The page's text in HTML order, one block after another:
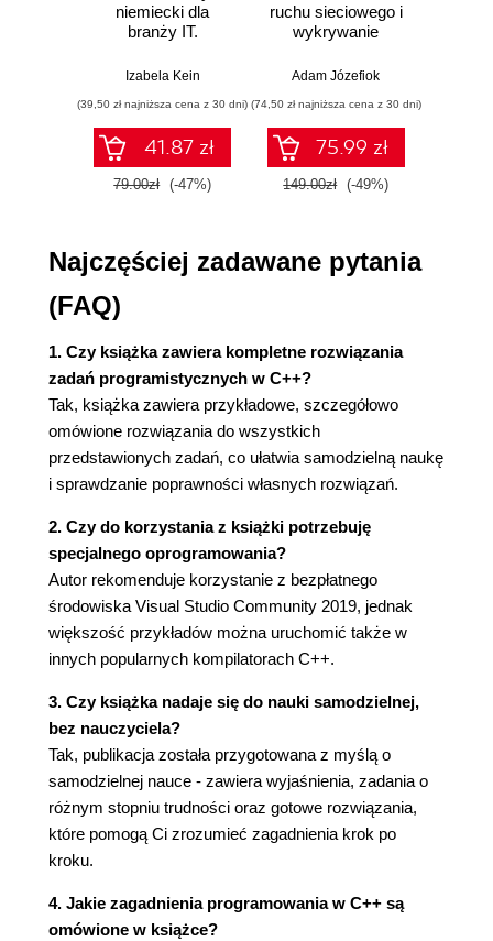
Zmienne dynamiczne 158
Zmienne dynamiczne dla tablic 159
Rozdział 9. Szablony 165
Prosty szablon dla funkcji 166
Szablon dla różnych typów 168
Szablony dla klas 169
STL - wybrane zagadnienia 173
Pętla zakresowa 175
Kontener sekwencyjny klasy vector 176
Kontener sekwencyjny klasy deque 184
Kontener sekwencyjny klasy list 188
Rozdział 11. Podążając w kierunku funkcyjnego
paradygmatu programowania 191
Co to jest paradygmat programowania? 192
Co to jest programowanie funkcyjne? 193
Bibliografia 199
Zbiory zadań z programowania 200
niemiecki dla
branży IT.
przykłady i
Izabela Kein
(39,50 zł najniższa cena z 30 dni)
41.87 zł
79.00zł (-47%)
ruchu sieciowego i
wykrywanie
Adam Józefiok
(74,50 zł najniższa cena z 30 dni)
75.99 zł
149.00zł (-49%)
Najczęściej zadawane pytania
(FAQ)
1. Czy książka zawiera kompletne rozwiązania
zadań programistycznych w C++?
Tak, książka zawiera przykładowe, szczegółowo
omówione rozwiązania do wszystkich
przedstawionych zadań, co ułatwia samodzielną naukę
i sprawdzanie poprawności własnych rozwiązań.
2. Czy do korzystania z książki potrzebuję
specjalnego oprogramowania?
Autor rekomenduje korzystanie z bezpłatnego
środowiska Visual Studio Community 2019, jednak
większość przykładów można uruchomić także w
innych popularnych kompilatorach C++.
3. Czy książka nadaje się do nauki samodzielnej,
bez nauczyciela?
Tak, publikacja została przygotowana z myślą o
samodzielnej nauce - zawiera wyjaśnienia, zadania o
różnym stopniu trudności oraz gotowe rozwiązania,
które pomogą Ci zrozumieć zagadnienia krok po
kroku.
4. Jakie zagadnienia programowania w C++ są
omówione w książce?